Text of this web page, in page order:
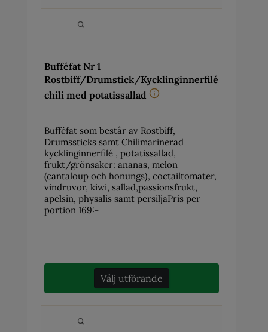
Bufféfat Nr 1
Rostbiff/Drumstick/Kycklinginnerfilé
chili med potatissallad
Bufféfat som består av Rostbiff,
Drumssticks samt Chilimarinerad
kycklinginnerfilé , potatissallad,
frukt/grönsaker: ananas, melon
(cantaloup och honungs), coctailtomater,
vindruvor, kiwi, sallad,passionsfrukt,
apelsin, physalis samt persiljaPris per
portion 169:-
Välj utförande